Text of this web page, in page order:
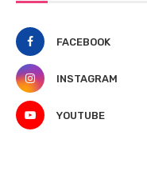
FACEBOOK
INSTAGRAM
YOUTUBE